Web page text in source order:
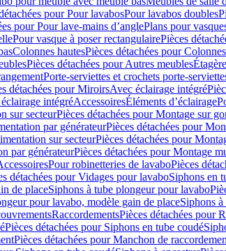
pour Pour lavabosPour lavabos doubles
pour Pour lave-mains d’anglePlans pour
Pour vasque à poser rectangulairePièces
Colonnes hautesPièces détachées pour
Pièces détachées pour Autres meubles
Porte-serviettes et crochets porte-
détachées pour MiroirsAvec éclairage intégré
intégréAccessoiresÉléments d’éclairage
sur secteurPièces détachées pour Montage sur
par générateurPièces détachées pour
sur secteurPièces détachées pour
par générateurPièces détachées pour Montage
Pour robinetteries de lavaboPièces
détachées pour Vidages pour lavaboSiphons en
de placeSiphons à tube plongeur pour lavabo
pour lavabo, modèle gain de placeSiphons à
RaccordementsPièces détachées pour
Pièces détachées pour Siphons en tube coudé
Pièces détachées pour Manchon de